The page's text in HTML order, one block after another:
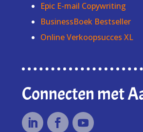
Epic E-mail Copywriting
BusinessBoek Bestseller
Online Verkoopsucces XL
Connecten met